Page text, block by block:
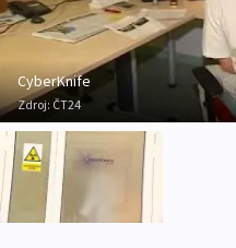
CyberKnife
Zdroj: ČT24